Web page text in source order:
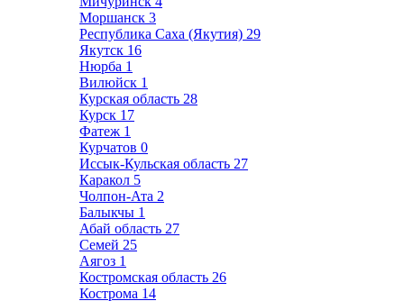
Моршанск 3
Республика Саха (Якутия) 29
Якутск 16
Нюрба 1
Вилюйск 1
Курская область 28
Курск 17
Фатеж 1
Курчатов 0
Иссык-Кульская область 27
Каракол 5
Чолпон-Ата 2
Балыкчы 1
Абай область 27
Семей 25
Аягоз 1
Костромская область 26
Кострома 14